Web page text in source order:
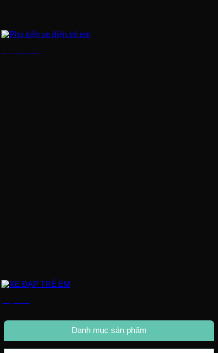
Danh mục sản phẩm